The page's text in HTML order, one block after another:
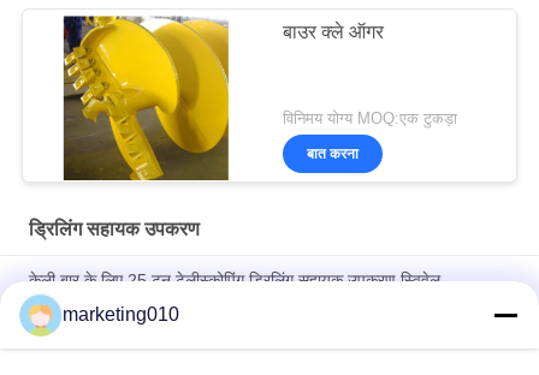
बाउर क्ले ऑगर
विनिमय योग्य MOQ:एक टुकड़ा
बात करना
ड्रिलिंग सहायक उपकरण
केली बार के लिए 25 टन टेलीस्कोपिंग ड्रिलिंग सहायक उपकरण स्विवेल
बेटेक बिट फाउंडेशन मीडियम हार्डनेस रॉक ड्रिलिंग बकेट राउंड शंक चिज़ल टीथ
रोटरी कटर पिक
marketing010